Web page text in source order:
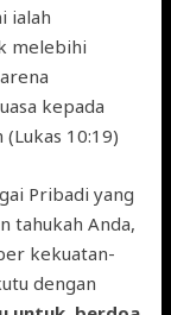
ialah
melebihi
kepada
10:19)
Pribadi yang
tahukah Anda,
kekuatan-
dengan